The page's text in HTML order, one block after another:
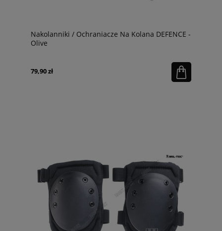
Nakolanniki / Ochraniacze Na Kolana DEFENCE -
Olive
79,90 zł